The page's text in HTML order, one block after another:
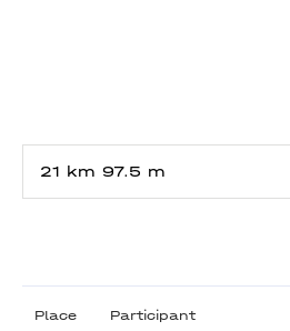
Place Participant